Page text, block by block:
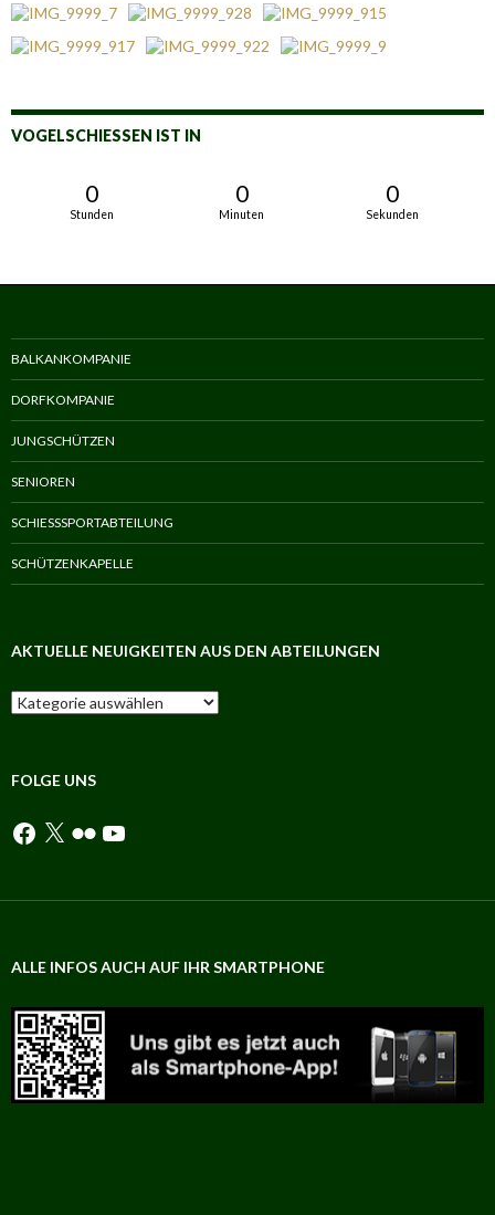
VOGELSCHIESSEN IST IN
0
Stunden
0
Minuten
0
Sekunden
BALKANKOMPANIE
DORFKOMPANIE
JUNGSCHÜTZEN
SENIOREN
SCHIESSSPORTABTEILUNG
SCHÜTZENKAPELLE
AKTUELLE NEUIGKEITEN AUS DEN ABTEILUNGEN
Aktuelle
Neuigkeiten
Abteilungen
FOLGE UNS
Facebook
X FlickrYouTube
ALLE INFOS AUCH AUF IHR SMARTPHONE